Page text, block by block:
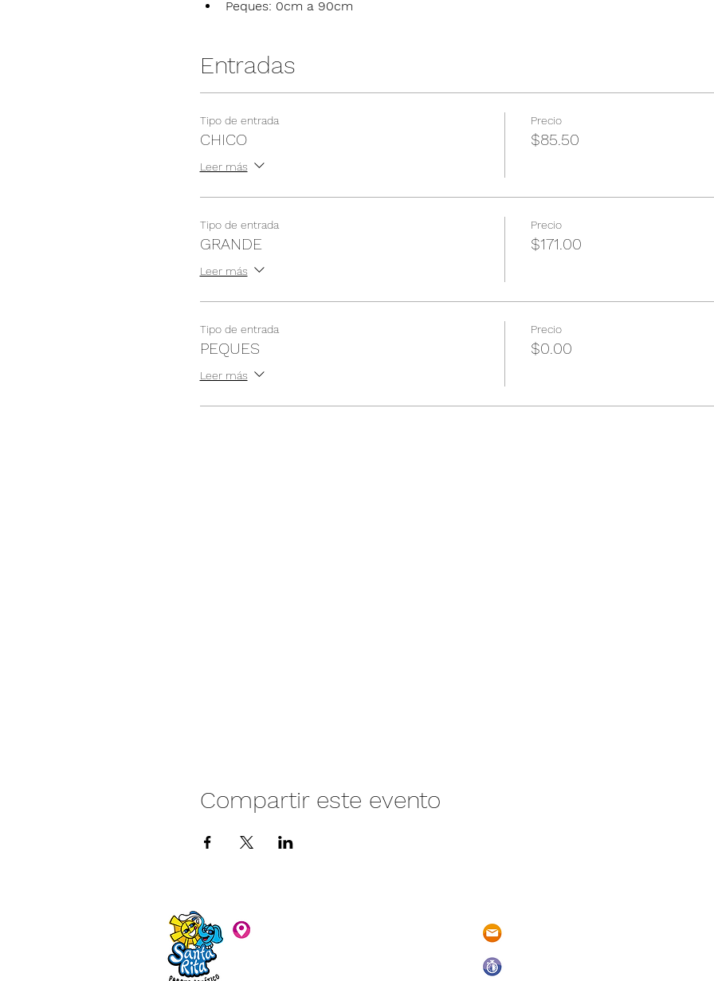
Peques: 0cm a 90cm
Entradas
Tipo de entrada
CHICO
Leer más
Precio
$85.50
Tipo de entrada
GRANDE
Leer más
Precio
$171.00
Tipo de entrada
PEQUES
Leer más
Precio
$0.00
Compartir este evento